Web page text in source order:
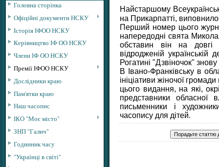
Головна сторінка
Офіційні документи НСКУ
Історія ІФОО НСКУ
Керівництво ІФ ОО НСКУ
Члени ІФ ОО НСКУ
Премії ІФОО НСКУ
Дослідники краю
Пам'ятки краю
Наш часопис
ІКО "Моє місто"
ЗНП "Галич"
Годинник часу
"Українці в світі"
Найстаршому
на Прикарпатті,
Перший номер цього
напередодні свята
обставин він на
відродженій українській
Рогатині "Дзвіночок"
В Івано-Франківську в
ініціативи жіночої
цього видання, на які,
представники обласної
письменники і
часопису для дітей.